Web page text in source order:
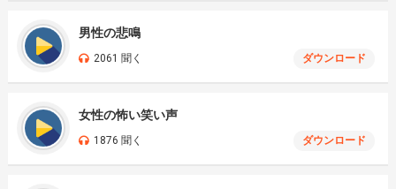
男性の悲鳴
2061 聞く ダウンロード
女性の怖い笑い声
1876 聞く ダウンロード